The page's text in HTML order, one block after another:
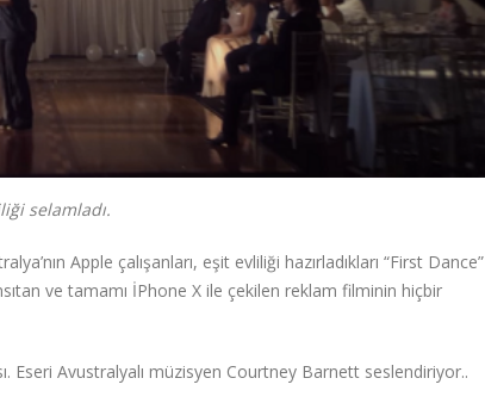
selamladı.
Apple çalışanları, eşit evliliği hazırladıkları “First Dance”
ve tamamı İPhone X ile çekilen reklam filminin hiçbir
Eseri Avustralyalı müzisyen Courtney Barnett seslendiriyor..